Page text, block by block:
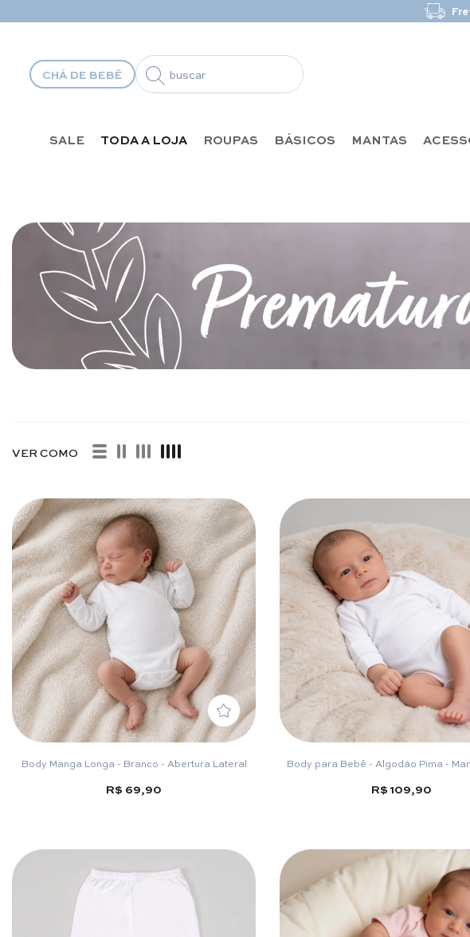
CHÁ DE BEBÊ
SALE TODA A LOJA ROUPAS BÁSICOS MANTAS
VER COMO
Body Manga Longa - Branco - Abertura Lateral
R$ 69,90
Body para Bebê - Algodão Pima -
R$ 109,90